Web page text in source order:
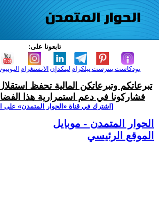
تابعونا على:
الانستغرام لينكدإن تيلكرامبنترست بودكاست
تبرعاتكم وتبرعاتكن المالية تحفظ
فشاركونا في دعم استمرارية هذا
[اشترك في قناة ‫«الحوار المتمدن» على
الحوار المتمدن - موبايل
الموقع الرئيسي